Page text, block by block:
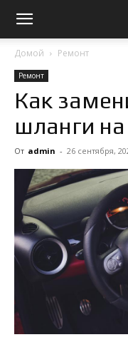
Домой Ремонт
Ремонт
Как
шланги
От admin - 26 сентября,